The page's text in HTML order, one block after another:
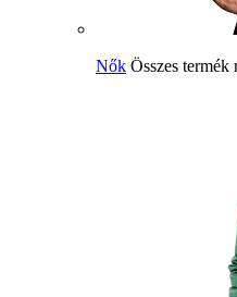
Nők Összes termék